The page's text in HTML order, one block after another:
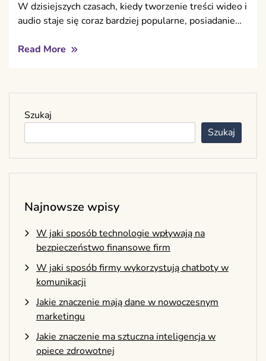
W dzisiejszych czasach, kiedy tworzenie treści wideo i
audio staje się coraz bardziej popularne, posiadanie…
Read More
Szukaj
Szukaj
Najnowsze wpisy
W jaki sposób technologie wpływają na
bezpieczeństwo finansowe firm
W jaki sposób firmy wykorzystują chatboty w
komunikacji
Jakie znaczenie mają dane w nowoczesnym
marketingu
Jakie znaczenie ma sztuczna inteligencja w
opiece zdrowotnej